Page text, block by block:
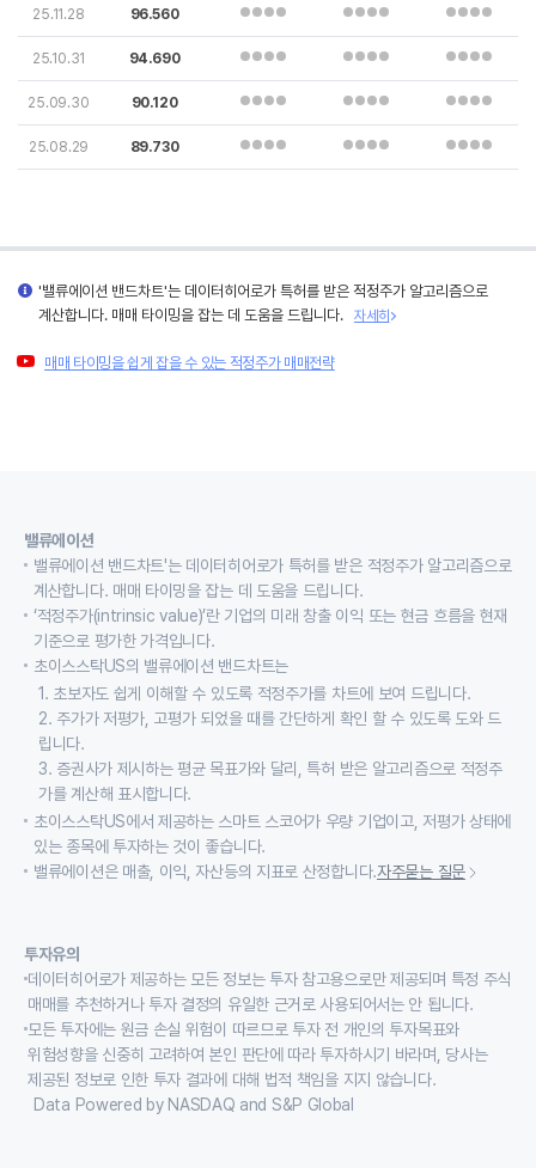
25.11.28 96.560
25.10.31 94.690
25.09.30 90.120
25.08.29 89.730
'밸류에이션 밴드차트'는 데이터히어로가 특허를 받은 적정주가 알고리즘으로
계산합니다. 매매 타이밍을 잡는 데 도움을 드립니다.
자세히
매매 타이밍을 쉽게 잡을 수 있는 적정주가 매매전략
밸류에이션
밸류에이션 밴드차트'는 데이터히어로가 특허를 받은 적정주가 알고리즘으로
계산합니다. 매매 타이밍을 잡는 데 도움을 드립니다.
‘적정주가(intrinsic value)’란 기업의 미래 창출 이익 또는 현금 흐름을 현재
기준으로 평가한 가격입니다.
초이스스탁US의 밸류에이션 밴드차트는
1. 초보자도 쉽게 이해할 수 있도록 적정주가를 차트에 보여 드립니다.
2. 주가가 저평가, 고평가 되었을 때를 간단하게 확인 할 수 있도록 도와 드
립니다.
3. 증권사가 제시하는 평균 목표가와 달리, 특허 받은 알고리즘으로 적정주
가를 계산해 표시합니다.
초이스스탁US에서 제공하는 스마트 스코어가 우량 기업이고, 저평가 상태에
있는 종목에 투자하는 것이 좋습니다.
밸류에이션은 매출, 이익, 자산등의 지표로 산정합니다.자주묻는 질문
투자유의
데이터히어로가 제공하는 모든 정보는 투자 참고용으로만 제공되며 특정 주식
매매를 추천하거나 투자 결정의 유일한 근거로 사용되어서는 안 됩니다.
모든 투자에는 원금 손실 위험이 따르므로 투자 전 개인의 투자목표와
위험성향을 신중히 고려하여 본인 판단에 따라 투자하시기 바라며, 당사는
제공된 정보로 인한 투자 결과에 대해 법적 책임을 지지 않습니다.
Data Powered by NASDAQ and S&P Global